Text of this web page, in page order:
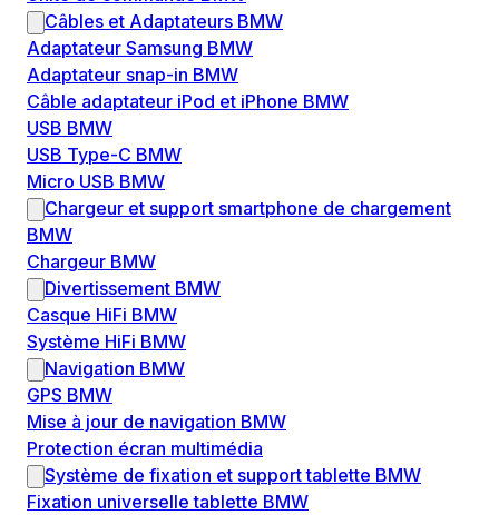
Câbles et Adaptateurs BMW
Adaptateur Samsung BMW
Adaptateur snap-in BMW
Câble adaptateur iPod et iPhone BMW
USB BMW
USB Type-C BMW
Micro USB BMW
Chargeur et support smartphone de chargement
BMW
Chargeur BMW
Divertissement BMW
Casque HiFi BMW
Système HiFi BMW
Navigation BMW
GPS BMW
Mise à jour de navigation BMW
Protection écran multimédia
Système de fixation et support tablette BMW
Fixation universelle tablette BMW